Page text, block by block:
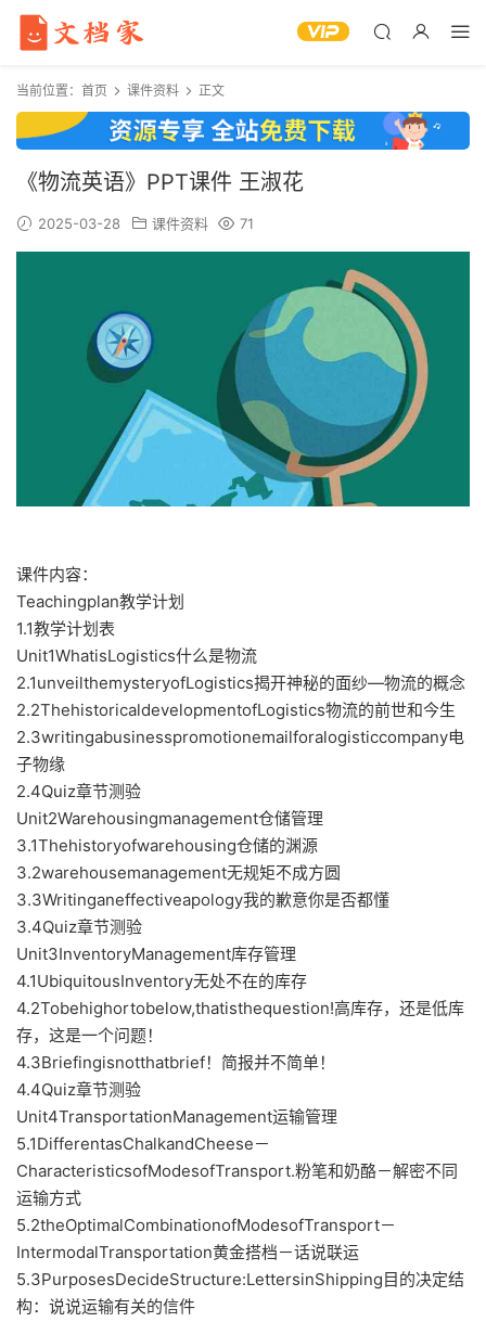
当前位置： 首页 课件资料 正文
《物流英语》PPT课件 王淑花
2025-03-28 课件资料 71
课件内容：
Teachingplan教学计划
1.1教学计划表
Unit1WhatisLogistics什么是物流
2.1unveilthemysteryofLogistics揭开神秘的面纱—物流的概念
2.2ThehistoricaldevelopmentofLogistics物流的前世和今生
2.3writingabusinesspromotionemailforalogisticcompany电
子物缘
2.4Quiz章节测验
Unit2Warehousingmanagement仓储管理
3.1Thehistoryofwarehousing仓储的渊源
3.2warehousemanagement无规矩不成方圆
3.3Writinganeffectiveapology我的歉意你是否都懂
3.4Quiz章节测验
Unit3InventoryManagement库存管理
4.1UbiquitousInventory无处不在的库存
4.2Tobehighortobelow,thatisthequestion!高库存，还是低库
存，这是一个问题！
4.3Briefingisnotthatbrief！简报并不简单！
4.4Quiz章节测验
Unit4TransportationManagement运输管理
5.1DifferentasChalkandCheese－
CharacteristicsofModesofTransport.粉笔和奶酪－解密不同
运输方式
5.2theOptimalCombinationofModesofTransport－
IntermodalTransportation黄金搭档－话说联运
5.3PurposesDecideStructure:LettersinShipping目的决定结
构：说说运输有关的信件